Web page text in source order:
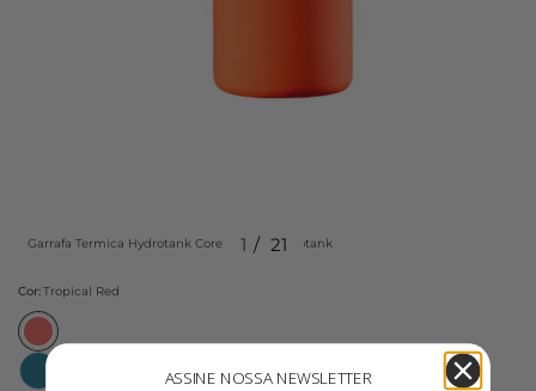
Garrafa Termica Hydrotank Core 946ml Hydrotank
1 21
Cor:Tropical Red
ASSINE NOSSA NEWSLETTER